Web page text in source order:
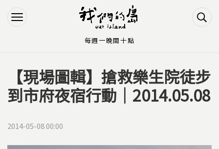
Jump to Navigation
Jump to Main content
您在這裡
【現場圖輯】搶救樂生院徒步
到市府夜宿行動｜2014.05.08
2014-05-08 00:00
每週一晚間十點